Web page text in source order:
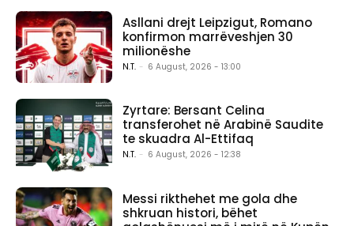
Asllani drejt Leipzigut, Romano
konfirmon marrëveshjen 30
milionëshe
N.T. - 6 August, 2026 - 13:00
Zyrtare: Bersant Celina
transferohet në Arabinë Saudite
te skuadra Al-Ettifaq
N.T. - 6 August, 2026 - 12:38
Messi rikthehet me gola dhe
shkruan histori, bëhet